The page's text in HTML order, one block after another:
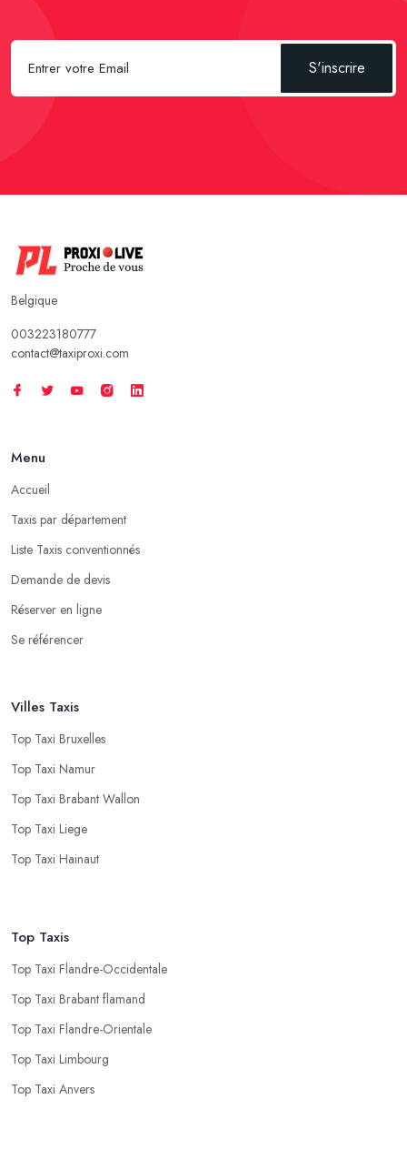
S'inscrire
Belgique
003223180777
contact@taxiproxi.com
Menu
Accueil
Taxis par département
Liste Taxis conventionnés
Demande de devis
Réserver en ligne
Se référencer
Villes Taxis
Top Taxi Bruxelles
Top Taxi Namur
Top Taxi Brabant Wallon
Top Taxi Liege
Top Taxi Hainaut
Top Taxis
Top Taxi Flandre-Occidentale
Top Taxi Brabant flamand
Top Taxi Flandre-Orientale
Top Taxi Limbourg
Top Taxi Anvers